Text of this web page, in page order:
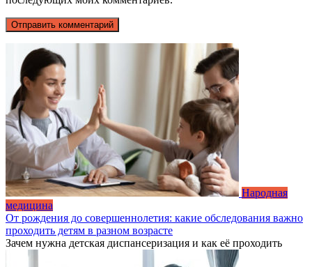
Народная
медицина
От рождения до совершеннолетия: какие обследования важно
проходить детям в разном возрасте
Зачем нужна детская диспансеризация и как её проходить